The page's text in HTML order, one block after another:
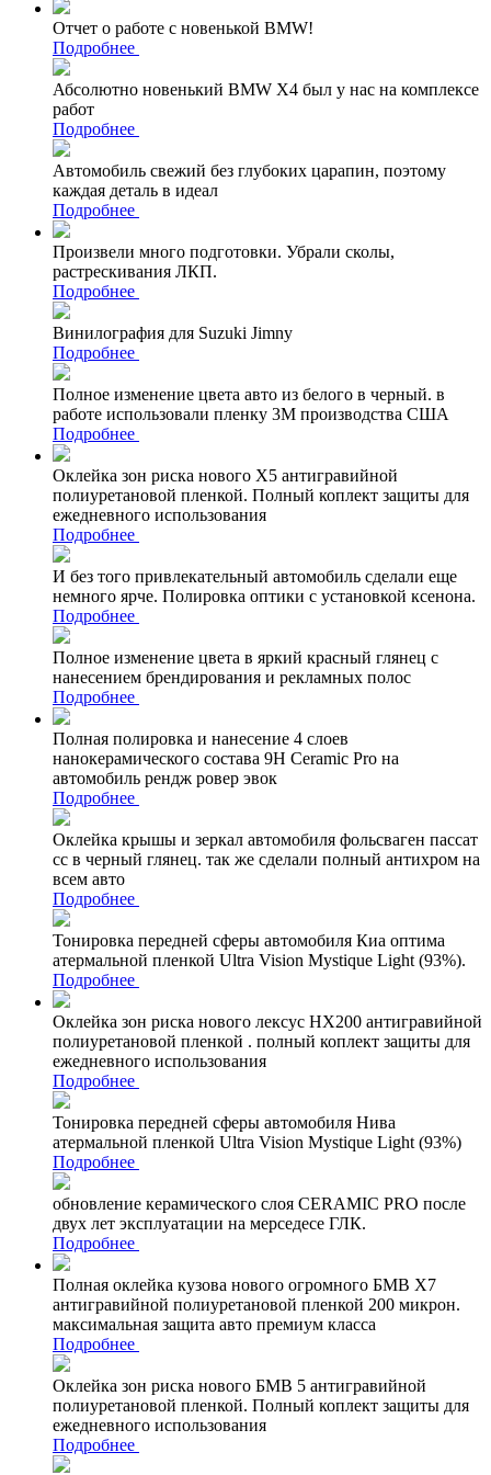
Отчет о работе с новенькой BMW!
Подробнее
Абсолютно новенький BMW X4 был у нас на комплексе
работ
Подробнее
Автомобиль свежий без глубоких царапин, поэтому
каждая деталь в идеал
Подробнее
Произвели много подготовки. Убрали сколы,
растрескивания ЛКП.
Подробнее
Винилография для Suzuki Jimny
Подробнее
Полное изменение цвета авто из белого в черный. в
работе использовали пленку 3М производства США
Подробнее
Оклейка зон риска нового Х5 антигравийной
полиуретановой пленкой. Полный коплект защиты для
ежедневного использования
Подробнее
И без того привлекательный автомобиль сделали еще
немного ярче. Полировка оптики с установкой ксенона.
Подробнее
Полное изменение цвета в яркий красный глянец с
нанесением брендирования и рекламных полос
Подробнее
Полная полировка и нанесение 4 слоев
нанокерамического состава 9Н Ceramic Pro на
автомобиль рендж ровер эвок
Подробнее
Оклейка крышы и зеркал автомобиля фольсваген пассат
сс в черный глянец. так же сделали полный антихром на
всем авто
Подробнее
Тонировка передней сферы автомобиля Киа оптима
атермальной пленкой Ultra Vision Mystique Light (93%).
Подробнее
Оклейка зон риска нового лексус НХ200 антигравийной
полиуретановой пленкой . полный коплект защиты для
ежедневного использования
Подробнее
Тонировка передней сферы автомобиля Нива
атермальной пленкой Ultra Vision Mystique Light (93%)
Подробнее
обновление керамического слоя CERAMIC PRO после
двух лет эксплуатации на мерседесе ГЛК.
Подробнее
Полная оклейка кузова нового огромного БМВ Х7
антигравийной полиуретановой пленкой 200 микрон.
максимальная защита авто премиум класса
Подробнее
Оклейка зон риска нового БМВ 5 антигравийной
полиуретановой пленкой. Полный коплект защиты для
ежедневного использования
Подробнее